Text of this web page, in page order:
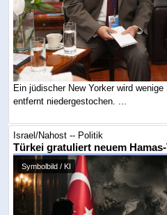
Ein jüdischer New Yorker wird
entfernt niedergestochen. ...
Israel/Nahost -- Politik
Türkei gratuliert neuem
Symbolbild / KI